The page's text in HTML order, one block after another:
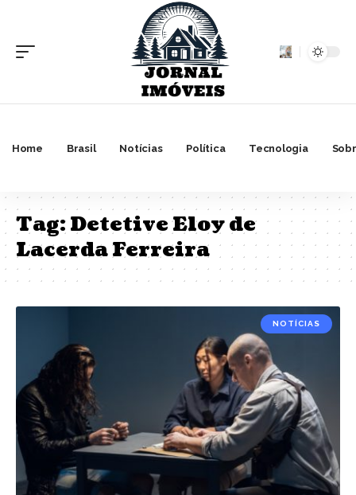
Home Brasil Notícias Política Tecnologia
Tag:Detetive Eloy de
Lacerda Ferreira
NOTÍCIAS